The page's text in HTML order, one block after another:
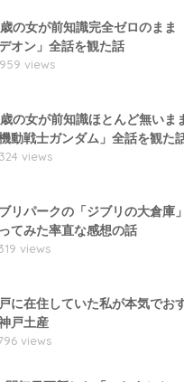
の女が前知識完全ゼロのまま
オン」全話を観た話
views
の女が前知識ほとんど無いま
機動戦士ガンダム」全話を観た
views
リパークの「ジブリの大倉庫
てみた率直な感想の話
views
に在住していた私が本気でお
戸土産
views